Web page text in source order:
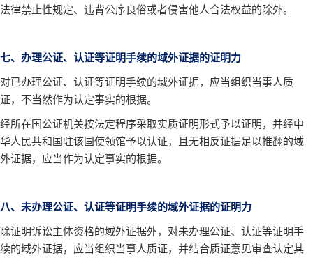
法律禁止性规定、违背公序良俗或者侵害他人合法权益的除外。
七、办理公证、认证等证明手续的域外证据的证明力
对已办理公证、认证等证明手续的域外证据，应当组织当事人质
证，不当然作为认定事实的根据。
经所在国公证机关按法定程序采取实质证明形式予以证明，并经中
华人民共和国驻该国使领馆予以认证，且无相反证据足以推翻的域
外证据，应当作为认定事实的根据。
八、未办理公证、认证等证明手续的域外证据的证明力
除证明诉讼主体资格的域外证据外，对未办理公证、认证等证明手
续的域外证据，应当组织当事人质证，并结合质证意见审查认定其